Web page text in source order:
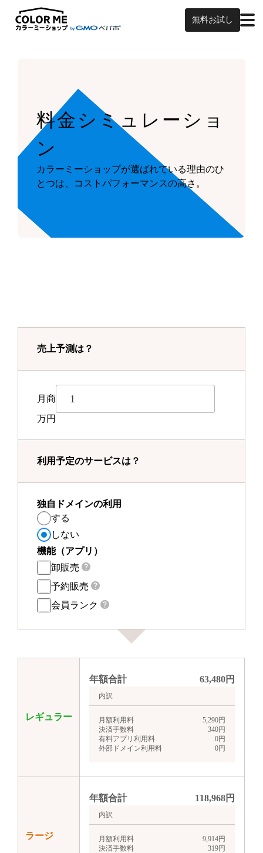
無料お試し
料金シミュレーショ
ン
カラーミーショップが選ばれている理由のひ
とつは、 コストパフォーマンスの高さ。
売上予測は？
月商
万円
利用予定のサービスは？
独自ドメインの利用
する
しない
機能（アプリ）
卸販売
予約販売
会員ランク
レギュラー
年額合計 63,480円
内訳
月額利用料 5,290円
決済手数料
340円
有料アプリ利用料
0円
外部ドメイン利用料
0円
ラージ
年額合計 118,968円
内訳
月額利用料 9,914円
決済手数料
319円